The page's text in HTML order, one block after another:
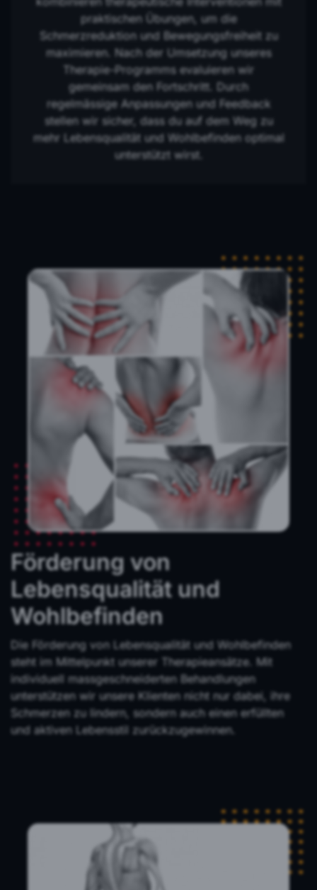
praktischen Übungen, um die
Schmerzreduktion und Bewegungsfreiheit zu
maximieren. Nach der Umsetzung unseres
Therapie-Programms evaluieren wir
gemeinsam den Fortschritt. Durch
regelmässige Anpassungen und Feedback
stellen wir sicher, dass du auf dem Weg zu
mehr Lebensqualität und Wohlbefinden optimal
unterstützt wirst.
Förderung von
Lebensqualität und
Wohlbefinden
Die Förderung von Lebensqualität und Wohlbefinden
steht im Mittelpunkt unserer Therapieansätze. Mit
individuell massgeschneiderten Behandlungen
unterstützen wir unsere Klienten nicht nur dabei, ihre
Schmerzen zu lindern, sondern auch einen erfüllten
und aktiven Lebensstil zurückzugewinnen.